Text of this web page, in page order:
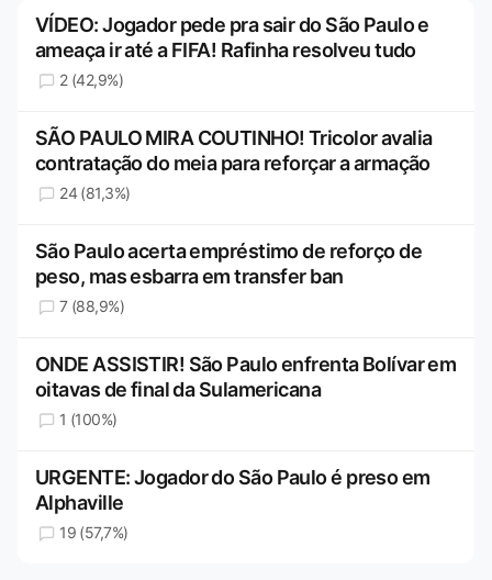
VÍDEO: Jogador pede pra sair do São Paulo e
ameaça ir até a FIFA! Rafinha resolveu tudo
2 (42,9%)
SÃO PAULO MIRA COUTINHO! Tricolor avalia
contratação do meia para reforçar a armação
24 (81,3%)
São Paulo acerta empréstimo de reforço de
peso, mas esbarra em transfer ban
7 (88,9%)
ONDE ASSISTIR! São Paulo enfrenta Bolívar em
oitavas de final da Sulamericana
1 (100%)
URGENTE: Jogador do São Paulo é preso em
Alphaville
19 (57,7%)